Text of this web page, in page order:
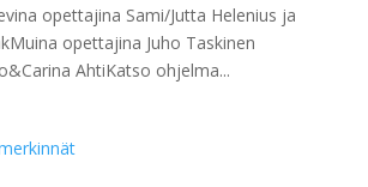
opettajina Sami/Jutta Helenius ja
opettajina Juho Taskinen
AhtiKatso ohjelma...